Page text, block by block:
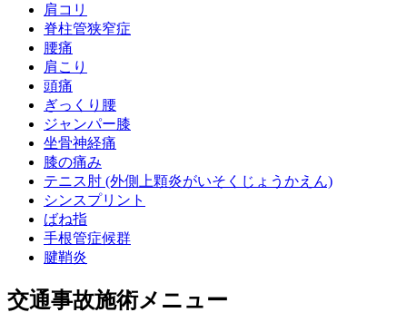
肩コリ
脊柱管狭窄症
腰痛
肩こり
頭痛
ぎっくり腰
ジャンパー膝
坐骨神経痛
膝の痛み
テニス肘 (外側上顆炎がいそくじょうかえん)
シンスプリント
ばね指
手根管症候群
腱鞘炎
交通事故施術メニュー